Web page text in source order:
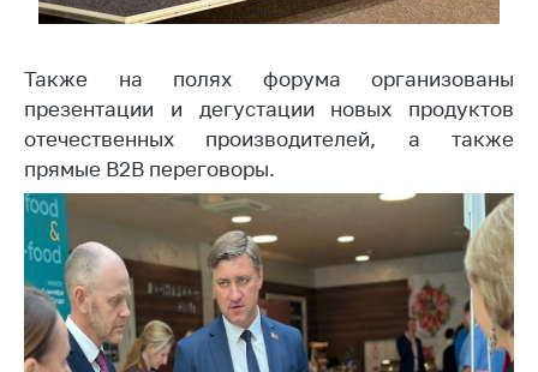
Контакты
Адрес и режим
Приемная
Министра
Горячая линия
Пресс-служба
Вышестоящий
государственный
орган
Также на полях форума организованы
презентации и дегустации новых продуктов
отечественных производителей, а также
прямые B2B переговоры.